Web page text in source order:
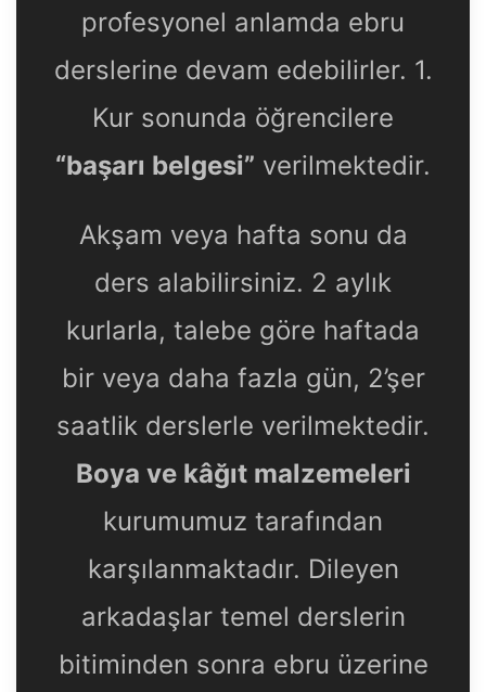
profesyonel anlamda ebru
derslerine devam edebilirler. 1.
Kur sonunda öğrencilere
“başarı belgesi” verilmektedir.
Akşam veya hafta sonu da
ders alabilirsiniz. 2 aylık
kurlarla, talebe göre haftada
bir veya daha fazla gün, 2’şer
saatlik derslerle verilmektedir.
Boya ve kâğıt malzemeleri
kurumumuz tarafından
karşılanmaktadır. Dileyen
arkadaşlar temel derslerin
bitiminden sonra ebru üzerine